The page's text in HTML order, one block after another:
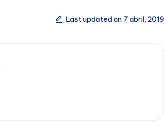
Last updated on 7 abril, 2019